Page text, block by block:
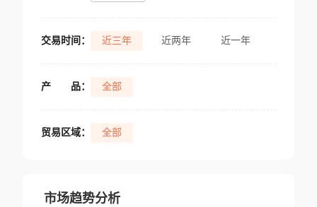
交易时间： 近三年 近两年 近一年
产 品： 全部
贸易区域： 全部
市场趋势分析